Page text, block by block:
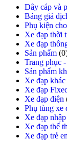
Dây cáp và
Bảng giá
Phụ kiện
Xe đạp thời
Xe đạp
Sản phẩm
Trang phục
Sản phẩm
Xe đạp khác
Xe đạp
Xe đạp điện
Phụ tùng xe
Xe đạp
Xe đạp thể
Xe đạp trẻ